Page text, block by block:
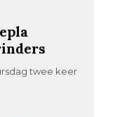
twee keer